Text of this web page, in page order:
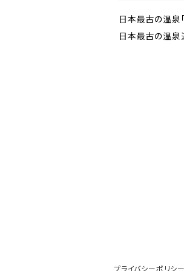
日本最古の温泉
日本最古の温泉
プライバシーポリシー